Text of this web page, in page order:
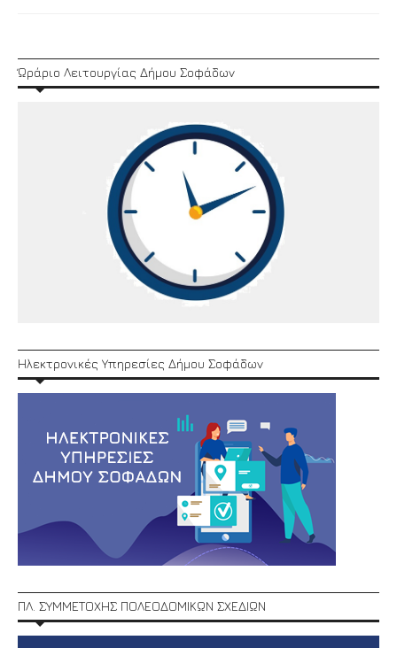
Ώράριο Λειτουργίας Δήμου Σοφάδων
Ηλεκτρονικές Υπηρεσίες Δήμου Σοφάδων
ΠΛ. ΣΥΜΜΕΤΟΧΗΣ ΠΟΛΕΟΔΟΜΙΚΩΝ ΣΧΕΔΙΩΝ